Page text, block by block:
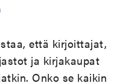
että kirjoittajat,
ja kirjakaupat
Onko se kaikin